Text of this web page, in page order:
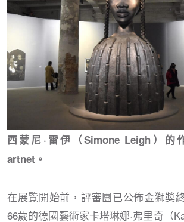
西蒙尼·雷伊（Simone Leigh）的
artnet。
在展覽開始前，評審團已公佈金獅獎
66歲的德國藝術家卡塔琳娜·弗里奇（